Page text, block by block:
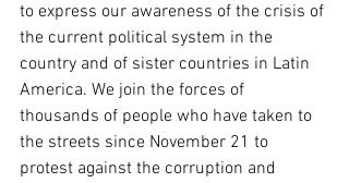
to express our awareness of the crisis of
the current political system in the
country and of sister countries in Latin
America. We join the forces of
thousands of people who have taken to
the streets since November 21 to
protest against the corruption and